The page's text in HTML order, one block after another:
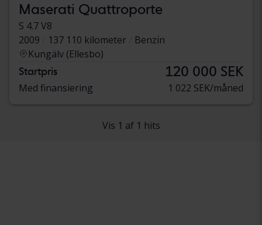
Maserati Quattroporte
S 4.7 V8
2009
137 110 kilometer
Benzin
Kungälv (Ellesbo)
Startpris 120 000 SEK
Med finansiering 1 022 SEK/måned
Vis 1 af 1 hits